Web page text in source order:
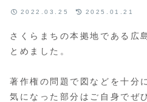
2022.03.25 2025.01.21
さくらまちの本拠地である広
とめました。
著作権の問題で図などを十分
気になった部分はご自身でぜ